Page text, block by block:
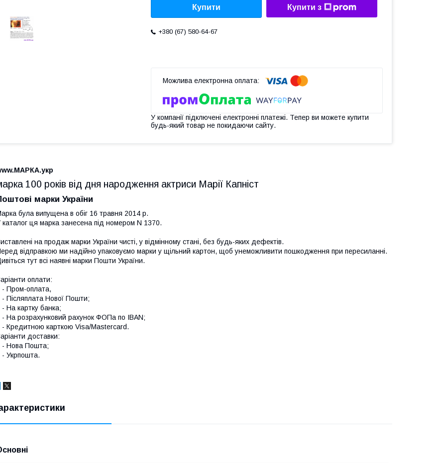
Купити Купити з
+380 (67) 580-64-67
У компанії підключені електронні платежі. Тепер ви можете купити
будь-який товар не покидаючи сайту.
100 років від дня народження актриси Марії Капніст
марки України
була випущена в обіг 16 травня 2014 р.
каталог ця марка занесена під номером N 1370.
на продаж марки України чисті, у відмінному стані, без будь-яких дефектів.
відправкою ми надійно упаковуємо марки у щільний картон, щоб унеможливити пошкодження при пересиланні.
тут всі наявні марки Пошти України.
оплати:
- Пром-оплата,
- Післяплата Нової Пошти;
- На картку банка;
- На розрахунковий рахунок ФОПа по IBAN;
- Кредитною карткою Visa/Mastercard.
доставки:
- Нова Пошта;
- Укрпошта.